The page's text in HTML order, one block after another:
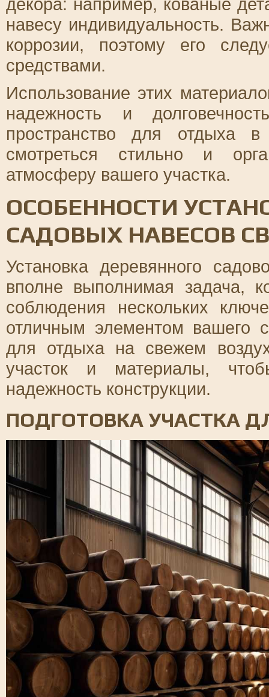
декора: например, кованые
навесу индивидуальность.
коррозии, поэтому его
средствами.
Использование этих
надежность и
пространство для отдыха
смотреться стильно и
атмосферу вашего участка.
ОСОБЕННОСТИ
САДОВЫХ НАВЕСОВ
Установка деревянного
вполне выполнимая задача,
соблюдения нескольких
отличным элементом вашего
для отдыха на свежем
участок и материалы,
надежность конструкции.
ПОДГОТОВКА УЧАСТКА